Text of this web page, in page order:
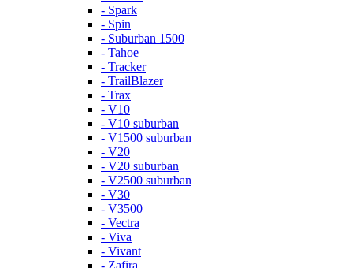
- Spark
- Spin
- Suburban 1500
- Tahoe
- Tracker
- TrailBlazer
- Trax
- V10
- V10 suburban
- V1500 suburban
- V20
- V20 suburban
- V2500 suburban
- V30
- V3500
- Vectra
- Viva
- Vivant